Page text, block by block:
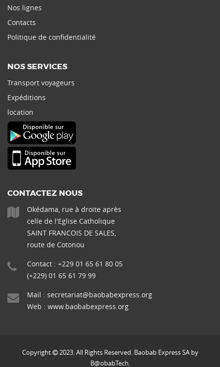
Nos lignes
Contacts
Politique de confidentialité
NOS SERVICES
Transport voyageurs
Expéditions
location
CONTACTEZ NOUS
Okédama, rue à droite après
celle de l'Eglise Catholique
SAINT FRANCOIS DE SALES,
route de Cotonou
Contact : +229 01 65 61 80 05
(+229) 01 65 61 79 99
Mail : secretariat@baobabexpress.org
Web : www.baobabexpress.org
Copyright
2023. All Rights Reserved. Baobab Express SA by
B@obabTech.